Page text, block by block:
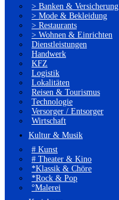
> Banken & Versicherung
> Mode & Bekleidung
> Restaurants
> Wohnen & Einrichten
Dienstleistungen
Handwerk
KFZ
Logistik
Lokalitäten
Reisen & Tourismus
Technologie
Versorger / Entsorger
Wirtschaft
Kultur & Musik
# Kunst
# Theater & Kino
*Klassik & Chöre
*Rock & Pop
°Malerei